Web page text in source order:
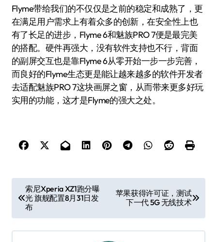
Flyme带给我们的不仅仅是之前的稳定和成熟了，更
在满足用户需求上有着众多的创新，在安全性上也
有了长足的进步，Flyme 6和魅族PRO 7便是最完美
的搭配。硬件再强大，没有软件支持也不行，背面
的副屏交互也是靠Flyme 6从零开始一步一步完善，
而良好的Flyme生态更是能让越来越多的软件开发者
去适配魅族PRO 7这块画屏之窗，从而带来更多好玩
实用的功能，这才是Flyme的强大之处。
章
导
航
索尼Xperia XZ1跑分曝
光 旗舰配置8月31日发
布
苹果获得许可证，测试
下一代 5G 无线技术